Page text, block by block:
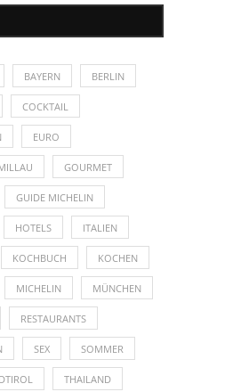
BAYERN BERLIN
COCKTAIL
EURO
GOURMET
GUIDE MICHELIN
HOTELS ITALIEN
KOCHBUCH KOCHEN
MICHELIN MÜNCHEN
RESTAURANTS
SEX SOMMER
THAILAND